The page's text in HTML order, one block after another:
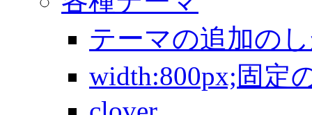
テーマの追加の
width:800px;固定